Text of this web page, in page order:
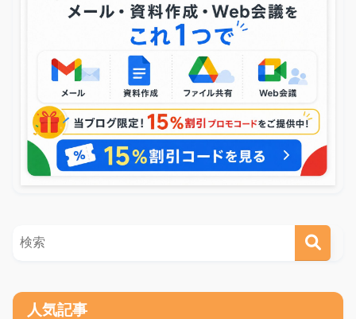
人気記事